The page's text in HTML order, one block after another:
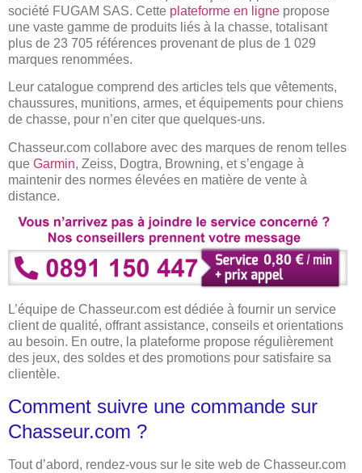
société FUGAM SAS. Cette plateforme en ligne propose
une vaste gamme de produits liés à la chasse, totalisant
plus de 23 705 références provenant de plus de 1 029
marques renommées.
Leur catalogue comprend des articles tels que vêtements,
chaussures, munitions, armes, et équipements pour chiens
de chasse, pour n’en citer que quelques-uns.
Chasseur.com collabore avec des marques de renom telles
que Garmin, Zeiss, Dogtra, Browning, et s’engage à
maintenir des normes élevées en matière de vente à
distance.
L’équipe de Chasseur.com est dédiée à fournir un service
client de qualité, offrant assistance, conseils et orientations
au besoin. En outre, la plateforme propose régulièrement
des jeux, des soldes et des promotions pour satisfaire sa
clientèle.
Comment suivre une commande sur
Chasseur.com ?
Tout d’abord, rendez-vous sur le site web de Chasseur.com